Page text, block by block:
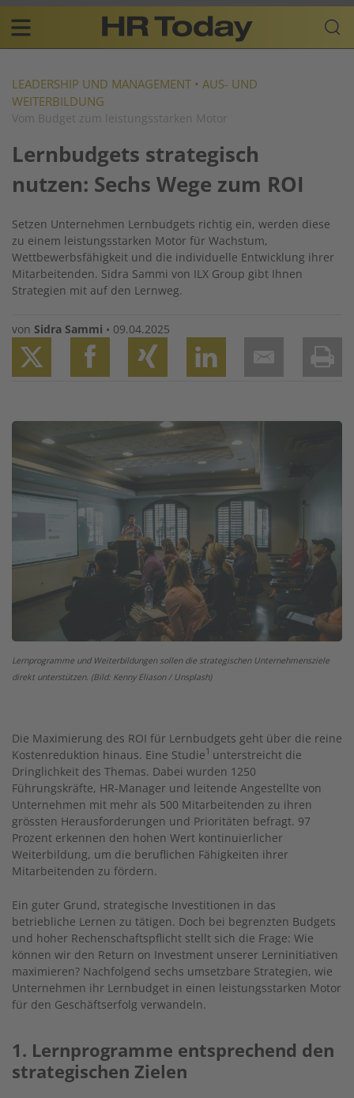
Skip
content
Plattform
für
Resources
navigation
DE
LEADERSHIP UND MANAGEMENT • AUS- UND
WEITERBILDUNG
Vom Budget zum leistungsstarken Motor
Lernbudgets strategisch
nutzen: Sechs Wege zum ROI
Setzen Unternehmen Lernbudgets richtig ein, werden diese
zu einem leistungsstarken Motor für Wachstum,
Wettbewerbsfähigkeit und die individuelle Entwicklung ihrer
Mitarbeitenden. Sidra Sammi von ILX Group gibt Ihnen
Strategien mit auf den Lernweg.
von Sidra Sammi • 09.04.2025
Lernprogramme und Weiterbildungen sollen die strategischen Unternehmensziele
direkt unterstützen. (Bild: Kenny Eliason / Unsplash)
Die Maximierung des ROI für Lernbudgets geht über die reine
Kostenreduktion hinaus. Eine Studie1 unterstreicht die
Dringlichkeit des Themas. Dabei wurden 1250
Führungskräfte, HR-Manager und leitende Angestellte von
Unternehmen mit mehr als 500 Mitarbeitenden zu ihren
grössten Herausforderungen und Prioritäten befragt. 97
Prozent erkennen den hohen Wert kontinuierlicher
Weiterbildung, um die beruflichen Fähigkeiten ihrer
Mitarbeitenden zu fördern.
Ein guter Grund, strategische Investitionen in das
betriebliche Lernen zu tätigen. Doch bei begrenzten Budgets
und hoher Rechenschaftspflicht stellt sich die Frage: Wie
können wir den Return on Investment unserer Lerninitiativen
maximieren? Nachfolgend sechs umsetzbare Strategien, wie
Unternehmen ihr Lernbudget in einen leistungsstarken Motor
für den Geschäftserfolg verwandeln.
1. Lernprogramme entsprechend den
strategischen Zielen